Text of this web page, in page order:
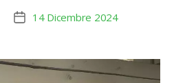
Data14 Dicembre 2024